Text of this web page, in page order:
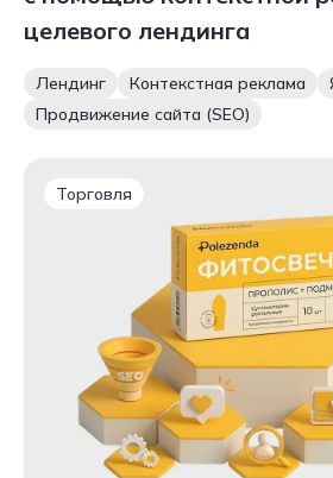
целевого лендинга
Лендинг Контекстная реклама
Продвижение сайта (SEO)
Торговля